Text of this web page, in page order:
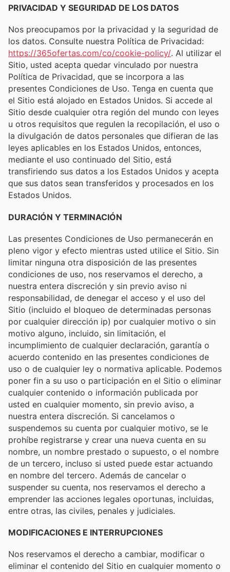
PRIVACIDAD Y SEGURIDAD DE LOS DATOS
Nos preocupamos por la privacidad y la seguridad de
los datos. Consulte nuestra Política de Privacidad:
https://365ofertas.com/co/cookie-policy/. Al utilizar el
Sitio, usted acepta quedar vinculado por nuestra
Política de Privacidad, que se incorpora a las
presentes Condiciones de Uso. Tenga en cuenta que
el Sitio está alojado en Estados Unidos. Si accede al
Sitio desde cualquier otra región del mundo con leyes
u otros requisitos que regulen la recopilación, el uso o
la divulgación de datos personales que difieran de las
leyes aplicables en los Estados Unidos, entonces,
mediante el uso continuado del Sitio, está
transfiriendo sus datos a los Estados Unidos y acepta
que sus datos sean transferidos y procesados en los
Estados Unidos.
DURACIÓN Y TERMINACIÓN
Las presentes Condiciones de Uso permanecerán en
pleno vigor y efecto mientras usted utilice el Sitio. Sin
limitar ninguna otra disposición de las presentes
condiciones de uso, nos reservamos el derecho, a
nuestra entera discreción y sin previo aviso ni
responsabilidad, de denegar el acceso y el uso del
Sitio (incluido el bloqueo de determinadas personas
por cualquier dirección ip) por cualquier motivo o sin
motivo alguno, incluido, sin limitación, el
incumplimiento de cualquier declaración, garantía o
acuerdo contenido en las presentes condiciones de
uso o de cualquier ley o normativa aplicable. Podemos
poner fin a su uso o participación en el Sitio o eliminar
cualquier contenido o información publicada por
usted en cualquier momento, sin previo aviso, a
nuestra entera discreción. Si cancelamos o
suspendemos su cuenta por cualquier motivo, se le
prohíbe registrarse y crear una nueva cuenta en su
nombre, un nombre prestado o supuesto, o el nombre
de un tercero, incluso si usted puede estar actuando
en nombre del tercero. Además de cancelar o
suspender su cuenta, nos reservamos el derecho a
emprender las acciones legales oportunas, incluidas,
entre otras, las civiles, penales y judiciales.
MODIFICACIONES E INTERRUPCIONES
Nos reservamos el derecho a cambiar, modificar o
eliminar el contenido del Sitio en cualquier momento o